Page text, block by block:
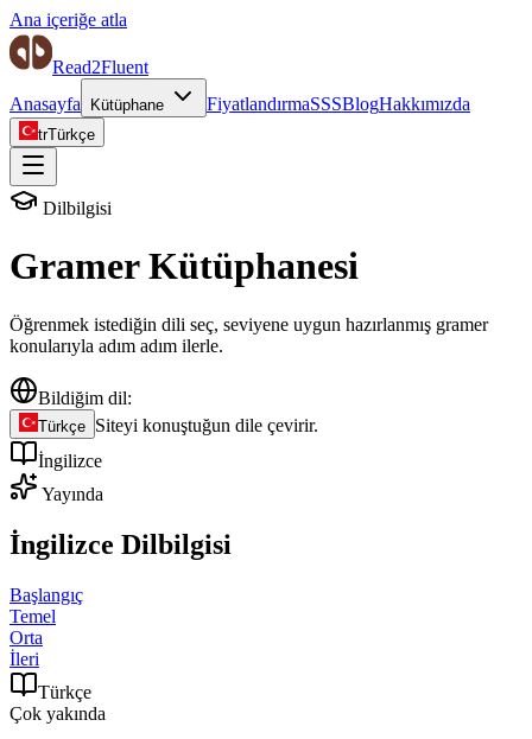
Ana içeriğe atla
Read2Fluent
Anasayfa
Kütüphane FiyatlandırmaSSSBlogHakkımızda
trTürkçe
Dilbilgisi
Gramer Kütüphanesi
Öğrenmek istediğin dili seç, seviyene uygun hazırlanmış gramer
konularıyla adım adım ilerle.
Bildiğim dil:
Türkçe Siteyi konuştuğun dile çevirir.
İngilizce
Yayında
İngilizce Dilbilgisi
Başlangıç
Temel
Orta
İleri
Türkçe
Çok yakında